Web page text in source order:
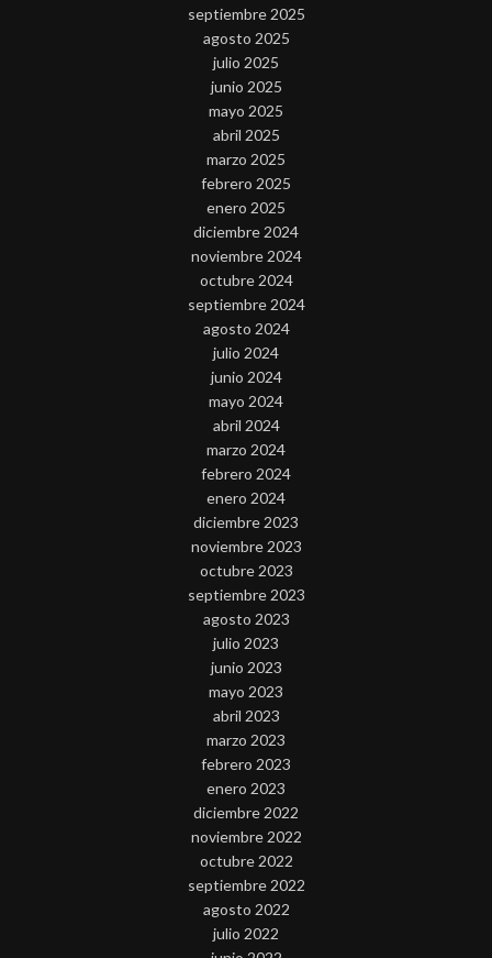
septiembre 2025
agosto 2025
julio 2025
junio 2025
mayo 2025
abril 2025
marzo 2025
febrero 2025
enero 2025
diciembre 2024
noviembre 2024
octubre 2024
septiembre 2024
agosto 2024
julio 2024
junio 2024
mayo 2024
abril 2024
marzo 2024
febrero 2024
enero 2024
diciembre 2023
noviembre 2023
octubre 2023
septiembre 2023
agosto 2023
julio 2023
junio 2023
mayo 2023
abril 2023
marzo 2023
febrero 2023
enero 2023
diciembre 2022
noviembre 2022
octubre 2022
septiembre 2022
agosto 2022
julio 2022